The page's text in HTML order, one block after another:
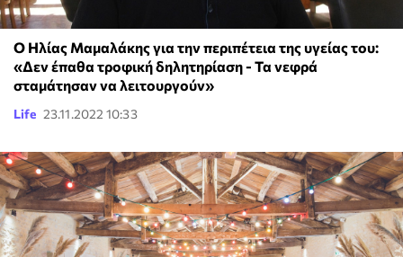
Ο Ηλίας Μαμαλάκης για την περιπέτεια της υγείας του:
«Δεν έπαθα τροφική δηλητηρίαση - Τα νεφρά
σταμάτησαν να λειτουργούν»
Life 23.11.2022 10:33